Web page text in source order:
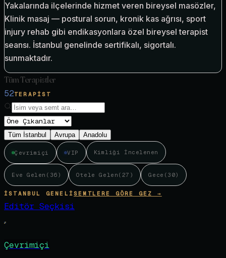
Yakalarında ilçelerinde hizmet veren bireysel masözler,
Klinik masaj — postural sorun, kronik kas ağrısı, sport
injury rehab gibi endikasyonlara özel bireysel terapist
seansı. İstanbul genelinde sertifikalı, sigortalı.
sunmaktadır.
Tüm Terapistler
52TERAPIST
Tüm İstanbul Avrupa Anadolu
Çevrimiçi VIP Kimliği İncelenen
Eve Gelen ( 36 ) Otele Gelen ( 27 ) Gece ( 30)
İSTANBUL GENELISEMTLERE GÖRE GEZ →
Editör Seçkisi
Çevrimiçi